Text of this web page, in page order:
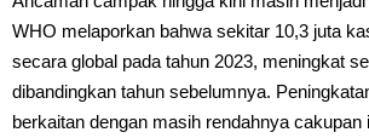
WHO melaporkan bahwa sekitar 10,3 juta
secara global pada tahun 2023, meningkat
dibandingkan tahun sebelumnya.
berkaitan dengan masih rendahnya cakupan